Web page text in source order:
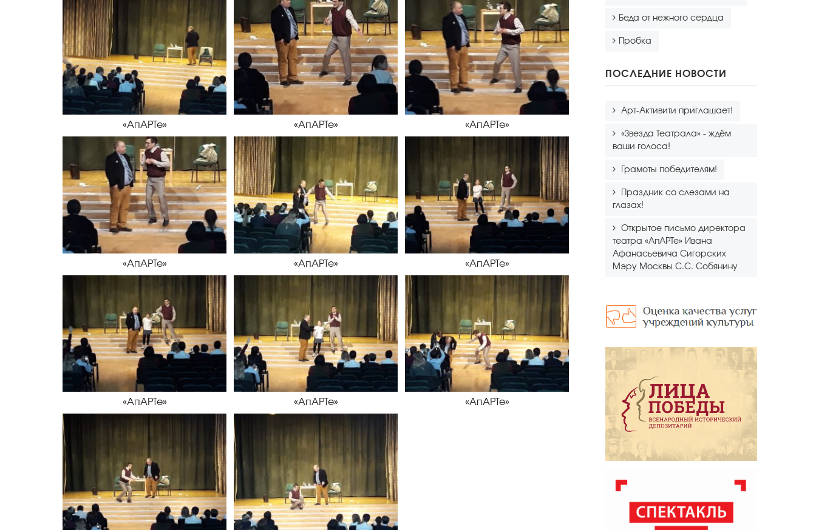
«АпАРТе» «АпАРТе» «АпАРТе»
«АпАРТе» «АпАРТе» «АпАРТе»
«АпАРТе» «АпАРТе» «АпАРТе»
Беда от нежного сердца
Пробка
ПОСЛЕДНИЕ НОВОСТИ
Арт-Активити приглашает!
«Звезда Театрала» - ждём
ваши голоса!
Грамоты победителям!
Праздник со слезами на
глазах!
Открытое письмо директора
театра «АпАРТе» Ивана
Афанасьевича Сигорских
Мэру Москвы С.С. Собянину